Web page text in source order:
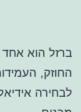
ברזל הוא אחד
החוזק,
לבחירה